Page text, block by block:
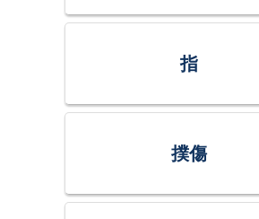
指
撲傷